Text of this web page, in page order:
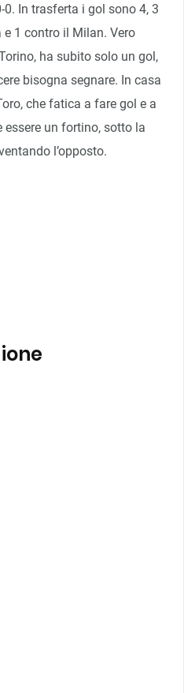
In trasferta i gol sono 4, 3
1 contro il Milan. Vero
ha subito solo un gol,
bisogna segnare. In casa
che fatica a fare gol e a
essere un fortino, sotto la
l’opposto.